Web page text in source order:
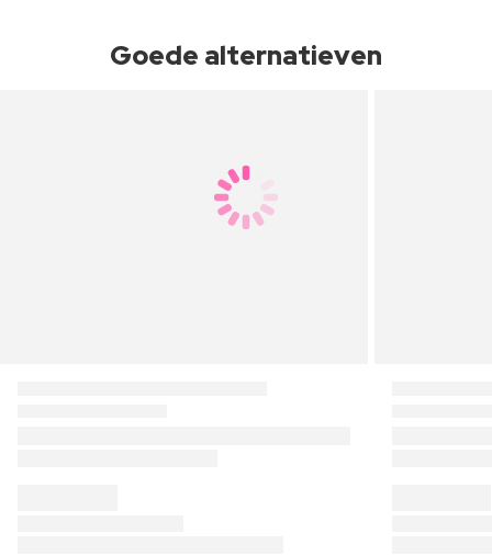
Goede alternatieven